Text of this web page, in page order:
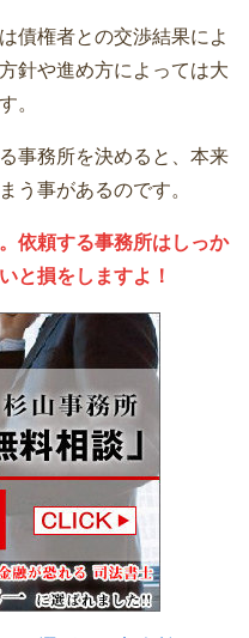
債権者との交渉結果によ
針や進め方によっては大
。
事務所を決めると、本来
う事があるのです。
依頼する事務所はしっか
と損をしますよ！